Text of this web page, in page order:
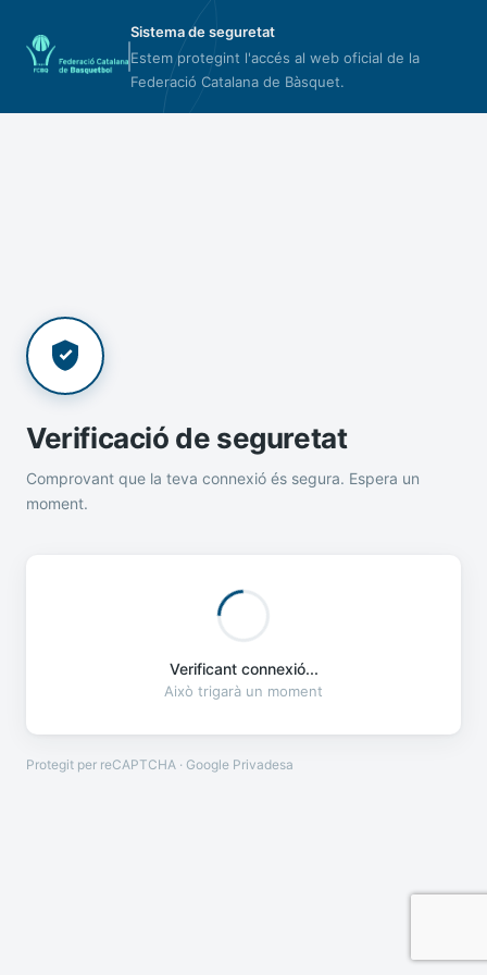
Sistema de seguretat
Estem protegint l'accés al web oficial de la
Federació Catalana de Bàsquet.
Verificació de seguretat
Comprovant que la teva connexió és segura. Espera un
moment.
Verificant connexió...
Això trigarà un moment
Protegit per reCAPTCHA · Google Privadesa